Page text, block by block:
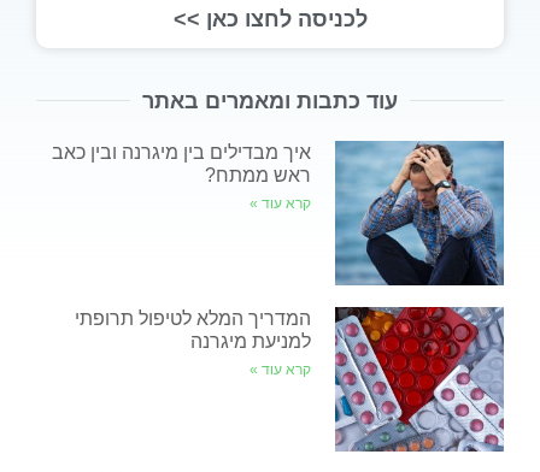
לכניסה לחצו כאן >>
עוד כתבות ומאמרים באתר
איך מבדילים בין מיגרנה ובין כאב
ראש ממתח?
קרא עוד »
המדריך המלא לטיפול תרופתי
למניעת מיגרנה
קרא עוד »